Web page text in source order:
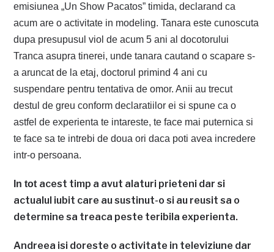
emisiunea „Un Show Pacatos” timida, declarand ca
acum are o activitate in modeling. Tanara este cunoscuta
dupa presupusul viol de acum 5 ani al docotorului
Tranca asupra tinerei, unde tanara cautand o scapare s-
a aruncat de la etaj, doctorul primind 4 ani cu
suspendare pentru tentativa de omor. Anii au trecut
destul de greu conform declaratiilor ei si spune ca o
astfel de experienta te intareste, te face mai puternica si
te face sa te intrebi de doua ori daca poti avea incredere
intr-o persoana.
In tot acest timp a avut alaturi prieteni dar si
actualul iubit care au sustinut-o si au reusit sa o
determine sa treaca peste teribila experienta.
Andreea isi doreste o activitate in televiziune dar